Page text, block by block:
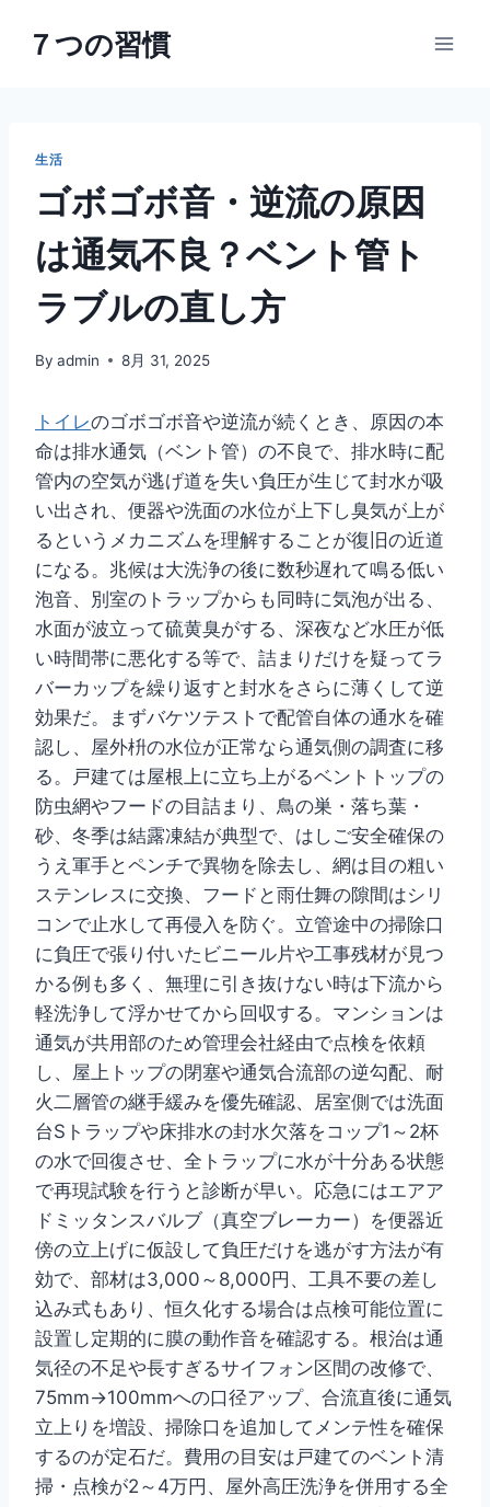
７つの習慣
生活
ゴボゴボ音・逆流の原因
は通気不良？ベント管ト
ラブルの直し方
By admin 8月 31, 2025
トイレのゴボゴボ音や逆流が続くとき、原因の本
命は排水通気（ベント管）の不良で、排水時に配
管内の空気が逃げ道を失い負圧が生じて封水が吸
い出され、便器や洗面の水位が上下し臭気が上が
るというメカニズムを理解することが復旧の近道
になる。兆候は大洗浄の後に数秒遅れて鳴る低い
泡音、別室のトラップからも同時に気泡が出る、
水面が波立って硫黄臭がする、深夜など水圧が低
い時間帯に悪化する等で、詰まりだけを疑ってラ
バーカップを繰り返すと封水をさらに薄くして逆
効果だ。まずバケツテストで配管自体の通水を確
認し、屋外枡の水位が正常なら通気側の調査に移
る。戸建ては屋根上に立ち上がるベントトップの
防虫網やフードの目詰まり、鳥の巣・落ち葉・
砂、冬季は結露凍結が典型で、はしご安全確保の
うえ軍手とペンチで異物を除去し、網は目の粗い
ステンレスに交換、フードと雨仕舞の隙間はシリ
コンで止水して再侵入を防ぐ。立管途中の掃除口
に負圧で張り付いたビニール片や工事残材が見つ
かる例も多く、無理に引き抜けない時は下流から
軽洗浄して浮かせてから回収する。マンションは
通気が共用部のため管理会社経由で点検を依頼
し、屋上トップの閉塞や通気合流部の逆勾配、耐
火二層管の継手緩みを優先確認、居室側では洗面
台Sトラップや床排水の封水欠落をコップ1～2杯
の水で回復させ、全トラップに水が十分ある状態
で再現試験を行うと診断が早い。応急にはエアア
ドミッタンスバルブ（真空ブレーカー）を便器近
傍の立上げに仮設して負圧だけを逃がす方法が有
効で、部材は3,000～8,000円、工具不要の差し
込み式もあり、恒久化する場合は点検可能位置に
設置し定期的に膜の動作音を確認する。根治は通
気径の不足や長すぎるサイフォン区間の改修で、
75mm→100mmへの口径アップ、合流直後に通気
立上りを増設、掃除口を追加してメンテ性を確保
するのが定石だ。費用の目安は戸建てのベント清
掃・点検が2～4万円、屋外高圧洗浄を併用する全